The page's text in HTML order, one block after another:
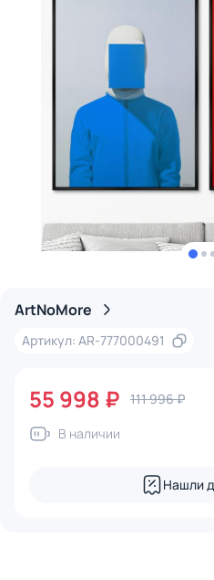
ArtNoMore
Артикул: AR-777000491
55 998 ₽ 111 996 ₽
В наличии
Нашли